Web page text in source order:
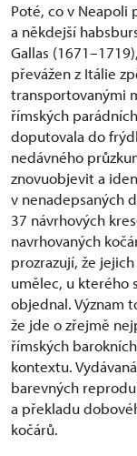
Poté, co v Neapoli
a někdejší
Gallas
převážen z Itálie
transportovanými
římských
doputovala do
nedávného
znovuobjevit a
v nenadepsaných
37 návrhových
navrhovaných
prozrazují, že
umělec, u kterého
objednal. Význam
že jde o zřejmě
římských
kontextu.
barevných
a překladu
kočárů.